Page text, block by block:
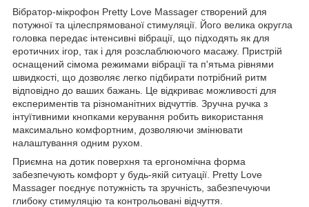
Вібратор-мікрофон Pretty Love Massager створений для
потужної та цілеспрямованої стимуляції. Його велика округла
головка передає інтенсивні вібрації, що підходять як для
еротичних ігор, так і для розслаблюючого масажу. Пристрій
оснащений сімома режимами вібрації та п'ятьма рівнями
швидкості, що дозволяє легко підбирати потрібний ритм
відповідно до ваших бажань. Це відкриває можливості для
експериментів та різноманітних відчуттів. Зручна ручка з
інтуїтивними кнопками керування робить використання
максимально комфортним, дозволяючи змінювати
налаштування одним рухом.
Приємна на дотик поверхня та ергономічна форма
забезпечують комфорт у будь-якій ситуації. Pretty Love
Massager поєднує потужність та зручність, забезпечуючи
глибоку стимуляцію та контрольовані відчуття.